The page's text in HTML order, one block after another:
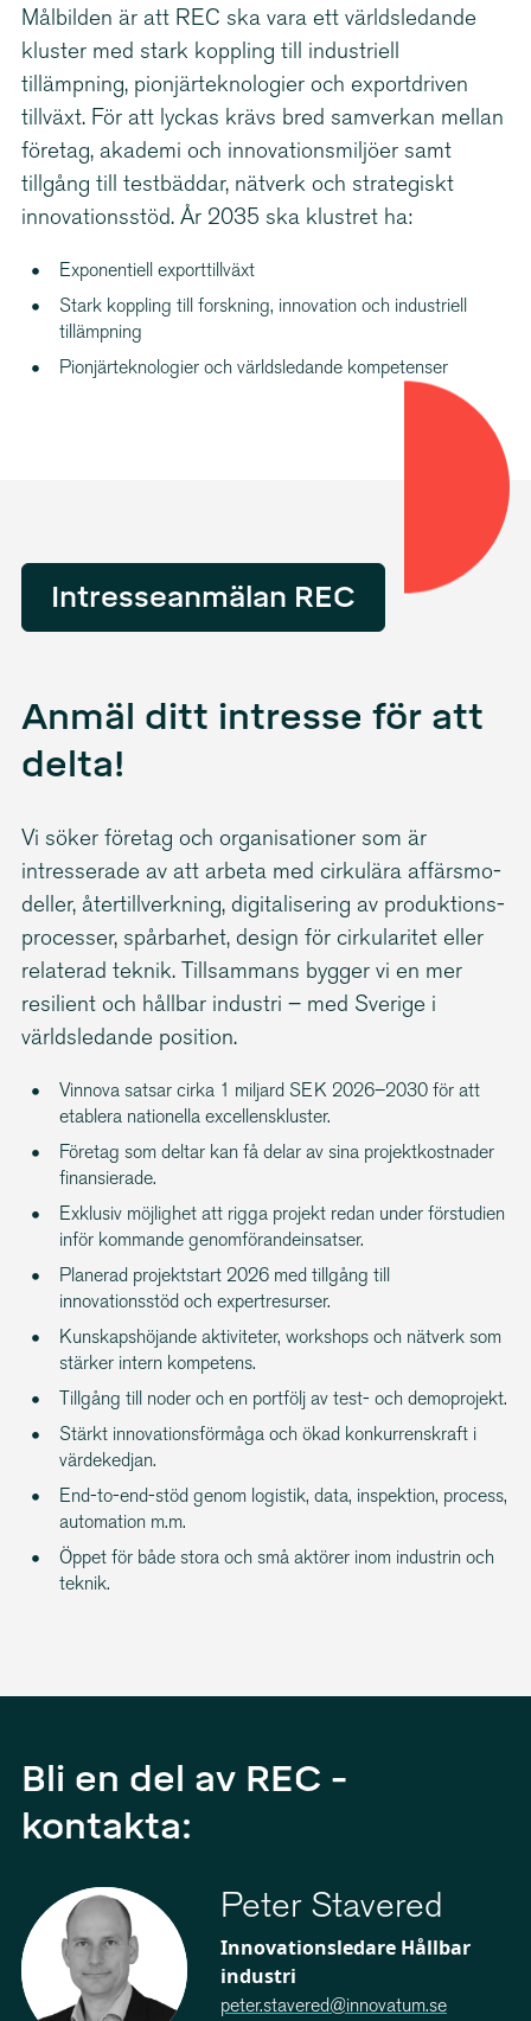
Målbilden är att REC ska vara ett världsledande
kluster med stark koppling till industriell
tillämpning, pionjär­tek­no­logier och exportdriven
tillväxt. För att lyckas krävs bred samverkan mellan
företag, akademi och innova­tions­miljöer samt
tillgång till testbäddar, nätverk och strategiskt
innova­tionsstöd. År 2035 ska klustret ha:
Exponentiell exporttillväxt
Stark koppling till forskning, innovation och industriell
tillämpning
Pionjärteknologier och världsledande kompetenser
Intresseanmälan REC
Anmäl ditt intresse för att
delta!
Vi söker företag och organi­sa­tioner som är
intresserade av att arbeta med cirkulära affärsmo­
deller, återtill­verkning, digita­li­sering av produk­tions­
pro­cesser, spårbarhet, design för cirkularitet eller
relaterad teknik. Tillsammans bygger vi en mer
resilient och hållbar industri – med Sverige i
världsledande position.
Vinnova satsar cirka 1 miljard SEK 2026–2030 för att
etablera nationella excellenskluster.
Företag som deltar kan få delar av sina projektkostnader
finansierade.
Exklusiv möjlighet att rigga projekt redan under förstudien
inför kommande genomförandeinsatser.
Planerad projektstart 2026 med tillgång till
innovationsstöd och expertresurser.
Kunskapshöjande aktiviteter, workshops och nätverk som
stärker intern kompetens.
Tillgång till noder och en portfölj av test- och demoprojekt.
Stärkt innovationsförmåga och ökad konkurrenskraft i
värdekedjan.
End-to-end-stöd genom logistik, data, inspektion, process,
automation m.m.
Öppet för både stora och små aktörer inom industrin och
teknik.
Bli en del av REC -
kontakta:
Peter Stavered
Innovationsledare Hållbar
industri
peter.stavered@innovatum.se